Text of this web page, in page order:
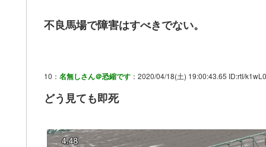
不良馬場で障害はすべきでない。
10： 名無しさん＠恐縮です ：2020/04/18(土) 19:00:43.65 ID:rtI/k1wL0
どう見ても即死